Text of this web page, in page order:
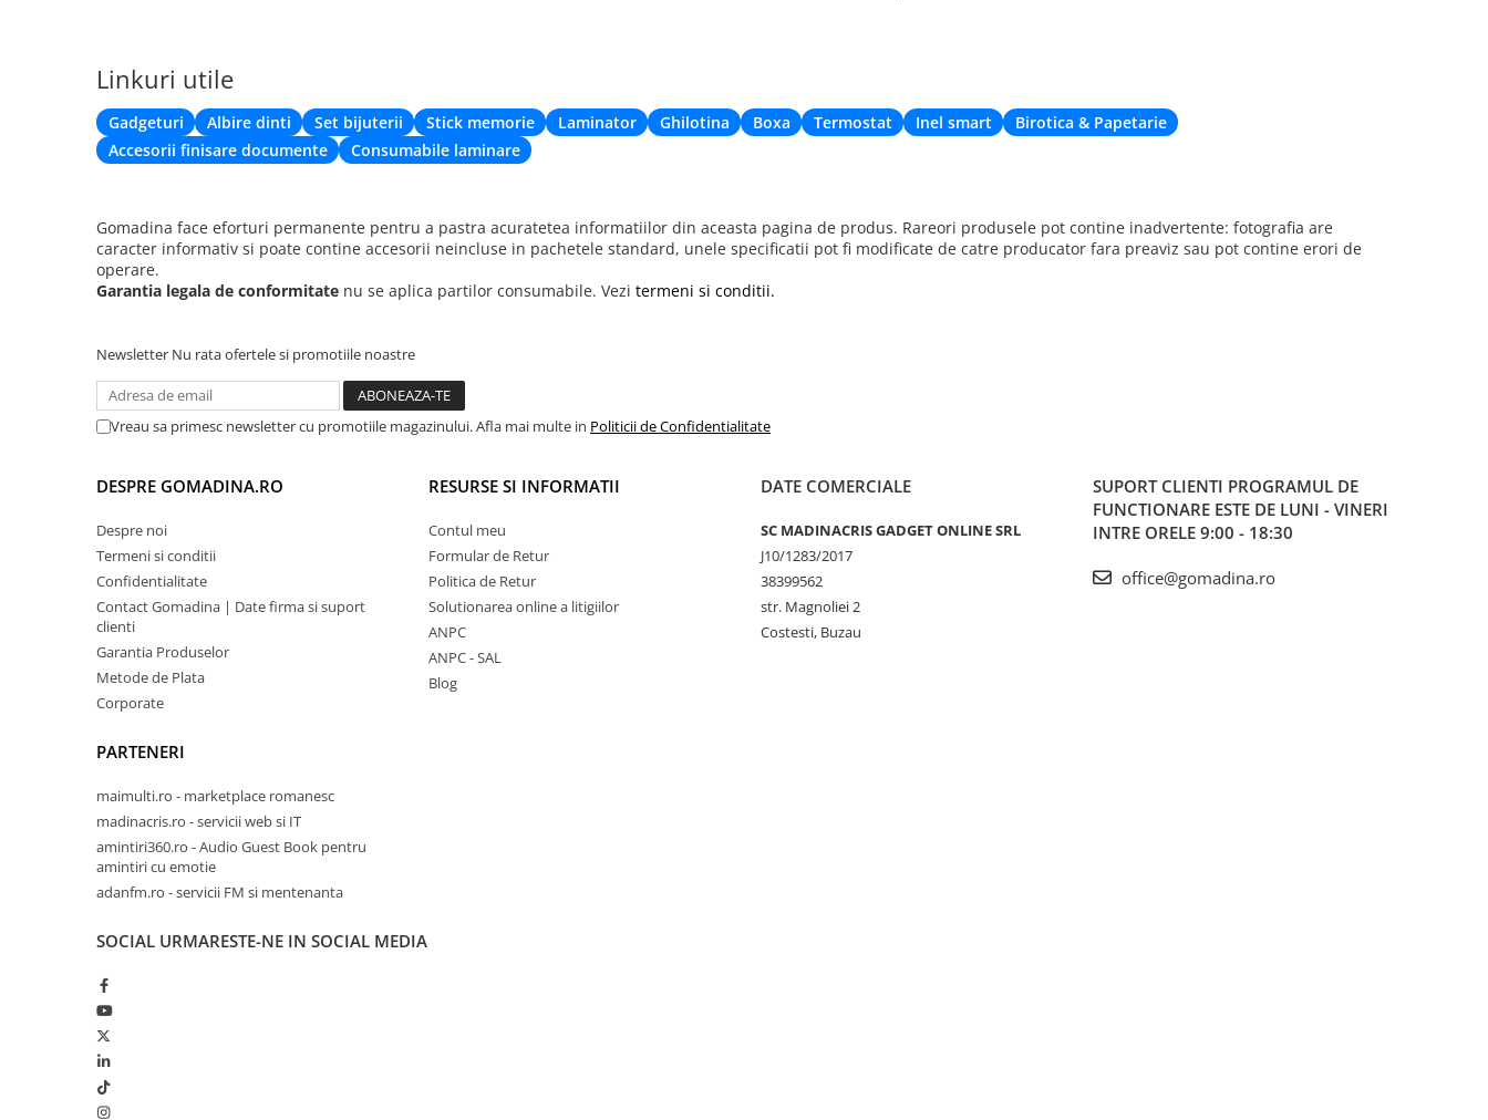
Linkuri utile
Gadgeturi Albire dinti Set bijuterii Stick memorie Laminator Ghilotina Boxa Termostat Inel smart
Birotica & Papetarie
Accesorii finisare documente
Consumabile laminare
Gomadina face eforturi permanente pentru a pastra acuratetea informatiilor din aceasta pagina de produs. Rareori produsele pot contine inadvertente: fotografia are
caracter informativ si poate contine accesorii neincluse in pachetele standard, unele specificatii pot fi modificate de catre producator fara preaviz sau pot contine erori de
operare.
Garantia legala de conformitate nu se aplica partilor consumabile. Vezi termeni si conditii.
Newsletter Nu rata ofertele si promotiile noastre
Vreau sa primesc newsletter cu promotiile magazinului. Afla mai multe in Politicii de Confidentialitate
DESPRE GOMADINA.RO
Despre noi
Termeni si conditii
Confidentialitate
Contact Gomadina | Date firma si suport
clienti
Garantia Produselor
Metode de Plata
Corporate
PARTENERI
maimulti.ro - marketplace romanesc
madinacris.ro - servicii web si IT
amintiri360.ro - Audio Guest Book pentru
amintiri cu emotie
adanfm.ro - servicii FM si mentenanta
RESURSE SI INFORMATII
Contul meu
Formular de Retur
Politica de Retur
Solutionarea online a litigiilor
ANPC
ANPC - SAL
Blog
DATE COMERCIALE
SC MADINACRIS GADGET ONLINE SRL
J10/1283/2017
38399562
str. Magnoliei 2
Costesti, Buzau
SUPORT CLIENTI PROGRAMUL DE
FUNCTIONARE ESTE DE LUNI - VINERI
INTRE ORELE 9:00 - 18:30
office@gomadina.ro
SOCIAL URMARESTE-NE IN SOCIAL MEDIA